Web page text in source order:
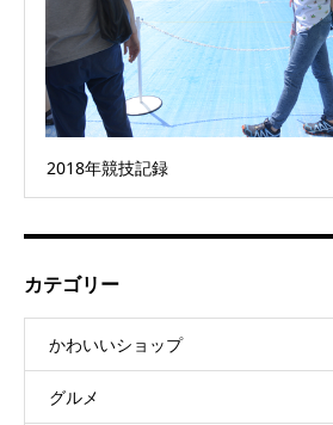
2018年競技記録
カテゴリー
かわいいショップ
グルメ